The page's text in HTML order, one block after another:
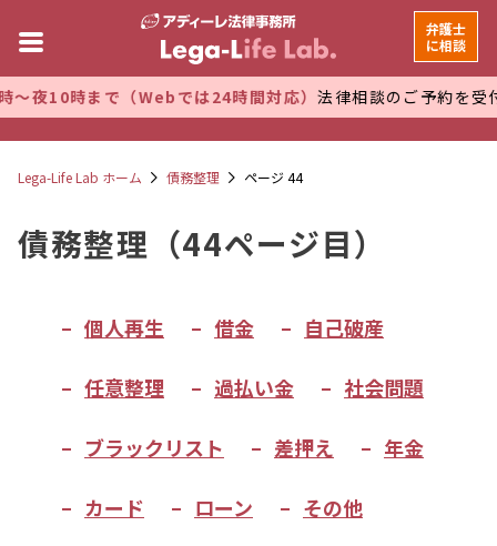
10時まで（Webでは24時間対応）法律相談のご予約を受付け
弁護士
に相談
Lega-Life Lab ホーム 債務整理 ページ 44
債務整理（44ページ目）
個人再生 借金 自己破産
任意整理 過払い金 社会問題
ブラックリスト 差押え 年金
カード ローン その他